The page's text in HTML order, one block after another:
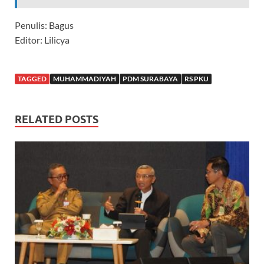
Penulis: Bagus
Editor: Lilicya
TAGGED MUHAMMADIYAH PDM SURABAYA RS PKU
RELATED POSTS